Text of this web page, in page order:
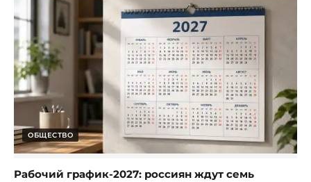
ОБЩЕСТВО
Рабочий график-2027: россиян ждут семь